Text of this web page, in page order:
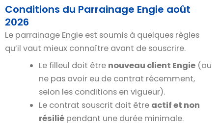
Conditions du Parrainage Engie août
2026
Le parrainage Engie est soumis à quelques règles
qu’il vaut mieux connaître avant de souscrire.
Le filleul doit être nouveau client Engie (ou
ne pas avoir eu de contrat récemment,
selon les conditions en vigueur).
Le contrat souscrit doit être actif et non
résilié pendant une durée minimale.